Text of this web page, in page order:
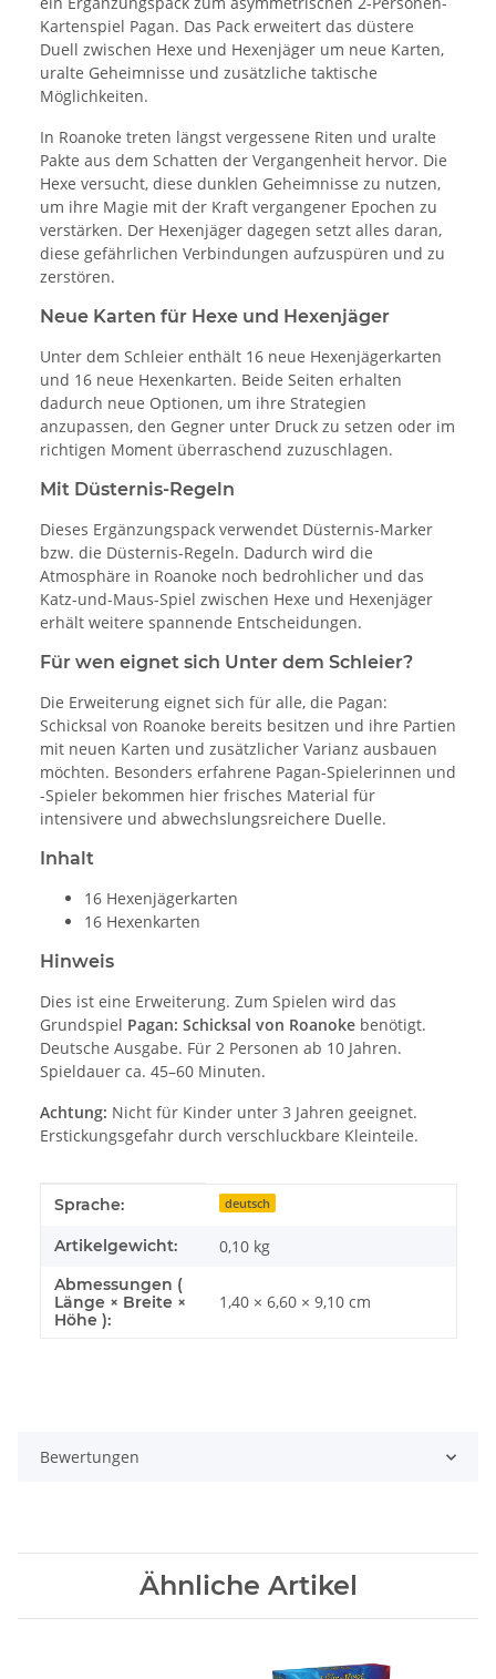
Kartenspiel Pagan. Das Pack erweitert das düstere
Duell zwischen Hexe und Hexenjäger um neue Karten,
uralte Geheimnisse und zusätzliche taktische
Möglichkeiten.
In Roanoke treten längst vergessene Riten und uralte
Pakte aus dem Schatten der Vergangenheit hervor. Die
Hexe versucht, diese dunklen Geheimnisse zu nutzen,
um ihre Magie mit der Kraft vergangener Epochen zu
verstärken. Der Hexenjäger dagegen setzt alles daran,
diese gefährlichen Verbindungen aufzuspüren und zu
zerstören.
Neue Karten für Hexe und Hexenjäger
Unter dem Schleier enthält 16 neue Hexenjägerkarten
und 16 neue Hexenkarten. Beide Seiten erhalten
dadurch neue Optionen, um ihre Strategien
anzupassen, den Gegner unter Druck zu setzen oder im
richtigen Moment überraschend zuzuschlagen.
Mit Düsternis-Regeln
Dieses Ergänzungspack verwendet Düsternis-Marker
bzw. die Düsternis-Regeln. Dadurch wird die
Atmosphäre in Roanoke noch bedrohlicher und das
Katz-und-Maus-Spiel zwischen Hexe und Hexenjäger
erhält weitere spannende Entscheidungen.
Für wen eignet sich Unter dem Schleier?
Die Erweiterung eignet sich für alle, die Pagan:
Schicksal von Roanoke bereits besitzen und ihre Partien
mit neuen Karten und zusätzlicher Varianz ausbauen
möchten. Besonders erfahrene Pagan-Spielerinnen und
-Spieler bekommen hier frisches Material für
intensivere und abwechslungsreichere Duelle.
Inhalt
16 Hexenjägerkarten
16 Hexenkarten
Hinweis
Dies ist eine Erweiterung. Zum Spielen wird das
Grundspiel Pagan: Schicksal von Roanoke benötigt.
Deutsche Ausgabe. Für 2 Personen ab 10 Jahren.
Spieldauer ca. 45–60 Minuten.
Achtung: Nicht für Kinder unter 3 Jahren geeignet.
Erstickungsgefahr durch verschluckbare Kleinteile.
Produkteigenschaft
Wert
Sprache: deutsch
Artikelgewicht: 0,10 kg
Abmessungen (
Länge × Breite ×
Höhe ):
1,40 × 6,60 × 9,10 cm
Bewertungen
Ähnliche Artikel